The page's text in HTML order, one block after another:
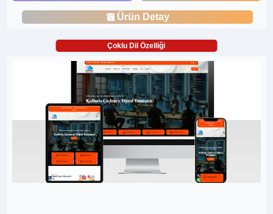
Ürün Detay
Çoklu Dil Özelliği